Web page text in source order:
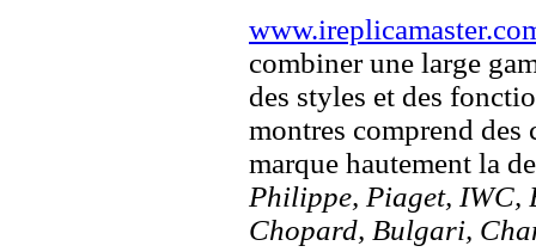
combiner une large
des styles et des
montres comprend des
marque hautement la
Philippe, Piaget, IWC,
Chopard, Bulgari,